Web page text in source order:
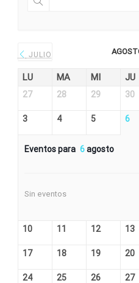
JULIO
LU MA MI JU
27 28 29 30
3 4 5 6
Eventos para 6agosto
Sin eventos
10 11 12 13
17 18 19 20
24 25 26 27